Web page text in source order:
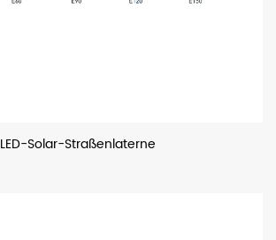
LED-Solar-Straßenlaterne